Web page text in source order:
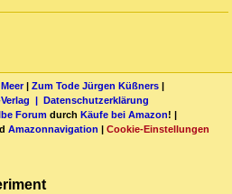
| Zum Tode Jürgen Küßners |
| Datenschutzerklärung
Forum durch Käufe bei Amazon! |
Amazonnavigation | Cookie-Einstellungen